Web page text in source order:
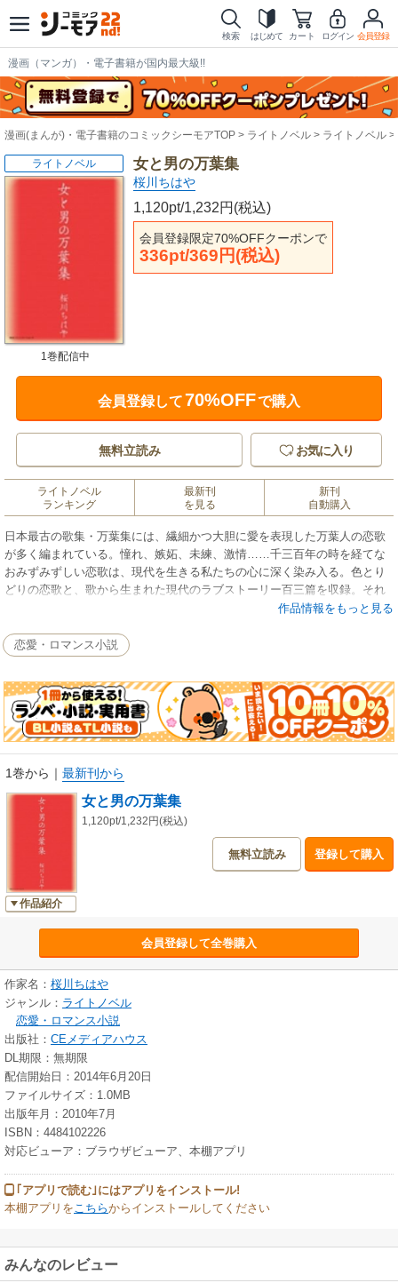
検索 はじめて カート ログイン 会員登録
漫画（マンガ）・電子書籍が国内最大級!!
漫画(まんが)・電子書籍のコミックシーモアTOP ライトノベル ライトノベル
女と男の万葉集
桜川ちはや
1,120pt/1,232円(税込)
会員登録限定70%OFFクーポンで
336pt/369円(税込)
ライトノベル
1巻配信中
会員登録して70%OFFで購入
無料立読み お気に入り
ライトノベル
ランキング
最新刊
を見る
新刊
自動購入
日本最古の歌集・万葉集には、繊細かつ大胆に愛を表現した万葉人の恋歌
が多く編まれている。憧れ、嫉妬、未練、激情……千三百年の時を経てな
おみずみずしい恋歌は、現代を生きる私たちの心に深く染み入る。色とり
どりの恋歌と、歌から生まれた現代のラブストーリー百三篇を収録。それ
「万葉集を紐解くとき、わたしは人の肌触りやぬくもりを感じ、時として
それらに慰められ、勇気づけられます。そして、またときめく恋をしたく
作品情報をもっと見る
恋愛・ロマンス小説
1巻から ｜ 最新刊から
作品紹介
女と男の万葉集
1,120pt/1,232円(税込)
無料立読み 登録して購入
会員登録して全巻購入
作家名： 桜川ちはや
ジャンル： ライトノベル
恋愛・ロマンス小説
出版社： CEメディアハウス
DL期限：無期限
配信開始日：2014年6月20日
ファイルサイズ：1.0MB
出版年月：2010年7月
ISBN：4484102226
対応ビューア：ブラウザビューア、本棚アプリ
｢アプリで読む｣にはアプリをインストール!
本棚アプリをこちらからインストールしてください
みんなのレビュー